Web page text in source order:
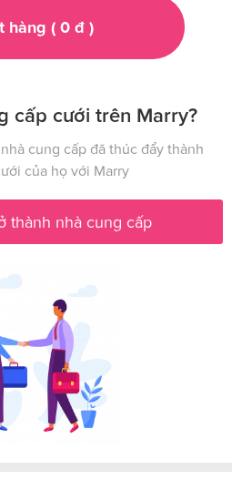
hàng ( 0đ )
cấp cưới trên Marry?
cung cấp đã thúc đẩy thành
của họ với Marry
thành nhà cung cấp